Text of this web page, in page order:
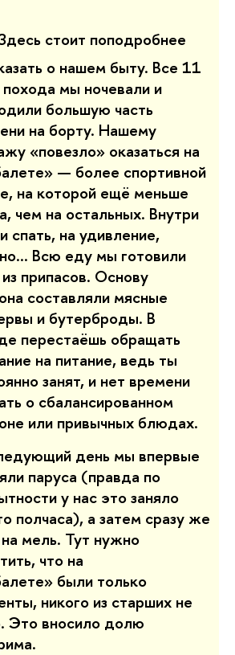
стоит поподробнее
о нашем быту. Все 11
мы ночевали и
большую часть
на борту. Нашему
«повезло» оказаться на
» — более спортивной
на которой ещё меньше
чем на остальных. Внутри
спать, на удивление,
Всю еду мы готовили
припасов. Основу
составляли мясные
и бутерброды. В
перестаёшь обращать
на питание, ведь ты
занят, и нет времени
о сбалансированном
или привычных блюдах.
день мы впервые
паруса (правда по
у нас это заняло
полчаса), а затем сразу же
мель. Тут нужно
что на
» были только
никого из старших не
Это вносило долю